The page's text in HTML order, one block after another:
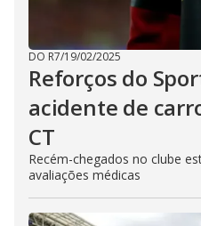
DO R7/19/02/2025
Reforços do
acidente de
CT
Recém-chegados no clube
avaliações médicas